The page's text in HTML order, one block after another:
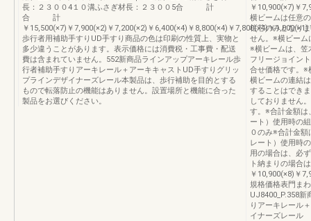
長：２３００4１０溝ふさぎ材長：２３００5合 計
合 計
￥15,500(×7)￥7,900(×2)￥7,200(×2)￥6,400(×4)￥8,800(×4)￥
歩行者用補助手すりUD手すり商品の色は印刷の性質上、実物と
多少違うことがあります。表示価格には消費税・工事費・配送
費は含まれていません。552新商品ラインアップアーキレール歩
行者補助手すりアーキレール＋アーキキャストUD手すりグリッ
プラインデザイナーズレール本製品は、歩行補助を目的とする
もので転落防止の機能はありません。設置場所と機能に合った
製品をお選びください。
￥10,900(×7)￥
横ビームは任意
柱芯のみとなり
せん。※横ビーム
※横ビームは、笠
フリージョイン
合せ価格です。※
横ビームの連結
することはでき
しておりません
す。※合計金額は
ート）使用時の
０のみ※合計金
レート）使用時
用の場合は、必
ト納まりの場合
￥10,900(×8)￥
規格価格表門ま
UJ8400_P.358新
りアーキレール
イナーズレール